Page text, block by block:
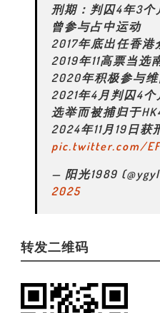
刑期：判囚4年3个
曾参与占中运动
2017年底出任香港
2019年11高票当选
2020年积极参与
2021年4月判囚4
选举而被捕归于
2024年11月19日获
pic.twitter.com/
— 阳光1989
2025
转发二维码